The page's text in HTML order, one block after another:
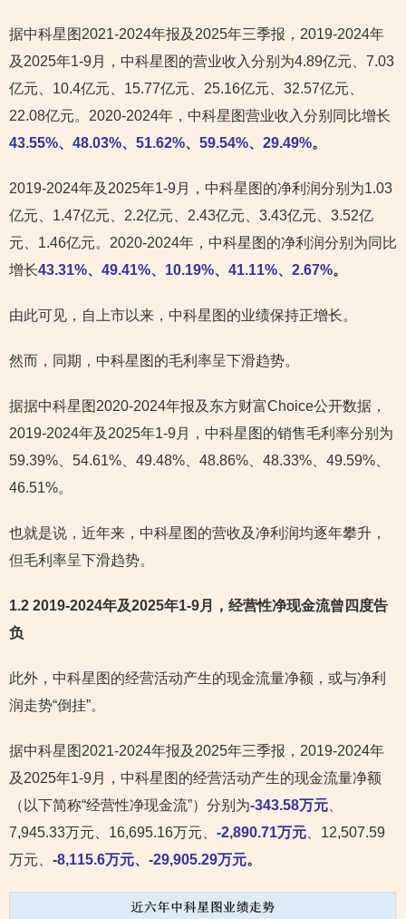
据中科星图2021-2024年报及2025年三季报，2019-2024年
及2025年1-9月，中科星图的营业收入分别为4.89亿元、7.03
亿元、10.4亿元、15.77亿元、25.16亿元、32.57亿元、
22.08亿元。2020-2024年，中科星图营业收入分别同比增长
43.55%、48.03%、51.62%、59.54%、29.49%。
2019-2024年及2025年1-9月，中科星图的净利润分别为1.03
亿元、1.47亿元、2.2亿元、2.43亿元、3.43亿元、3.52亿
元、1.46亿元。2020-2024年，中科星图的净利润分别为同比
增长43.31%、49.41%、10.19%、41.11%、2.67%。
由此可见，自上市以来，中科星图的业绩保持正增长。
然而，同期，中科星图的毛利率呈下滑趋势。
据据中科星图2020-2024年报及东方财富Choice公开数据，
2019-2024年及2025年1-9月，中科星图的销售毛利率分别为
59.39%、54.61%、49.48%、48.86%、48.33%、49.59%、
46.51%。
也就是说，近年来，中科星图的营收及净利润均逐年攀升，
但毛利率呈下滑趋势。
1.2 2019-2024年及2025年1-9月，经营性净现金流曾四度告
负
此外，中科星图的经营活动产生的现金流量净额，或与净利
润走势“倒挂”。
据中科星图2021-2024年报及2025年三季报，2019-2024年
及2025年1-9月，中科星图的经营活动产生的现金流量净额
（以下简称“经营性净现金流”）分别为-343.58万元
7,945.33万元、16,695.16万元、 -2,890.71万元 、12,507.59
万元、 -8,115.6万元、-29,905.29万元。